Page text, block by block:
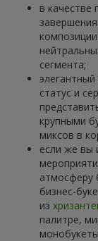
в качестве
сегмента;
статус и
крупными
миксов в
если же вы
атмосферу
бизнес-
из
палитре,